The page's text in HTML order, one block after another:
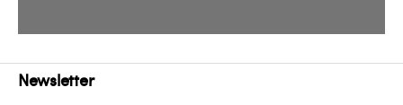
Newsletter